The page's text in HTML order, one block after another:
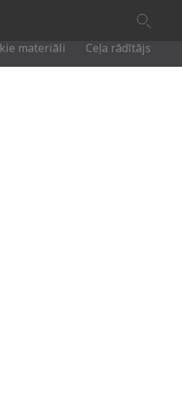
materiāli Ceļa rādītājs